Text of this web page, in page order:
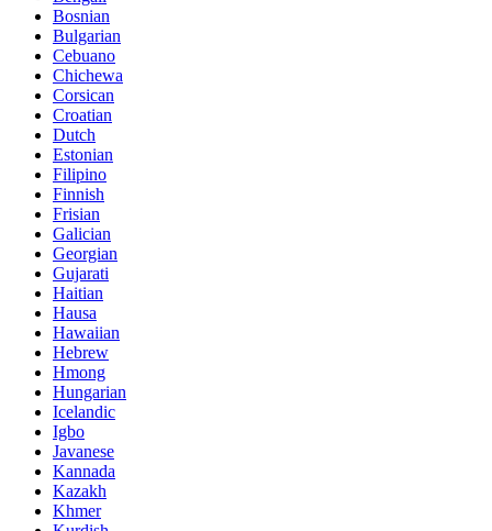
Bosnian
Bulgarian
Cebuano
Chichewa
Corsican
Croatian
Dutch
Estonian
Filipino
Finnish
Frisian
Galician
Georgian
Gujarati
Haitian
Hausa
Hawaiian
Hebrew
Hmong
Hungarian
Icelandic
Igbo
Javanese
Kannada
Kazakh
Khmer